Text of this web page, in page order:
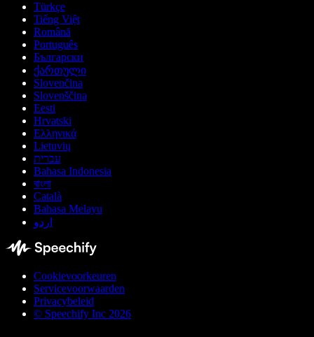
Türkçe
Tiếng Việt
Română
Português
Български
ქართული
Slovenčina
Slovenščina
Eesti
Hrvatski
Ελληνικά
Lietuvių
עברית
Bahasa Indonesia
বাংলা
Català
Bahasa Melayu
اردو
Cookievoorkeuren
Servicevoorwaarden
Privacybeleid
© Speechify Inc 2026